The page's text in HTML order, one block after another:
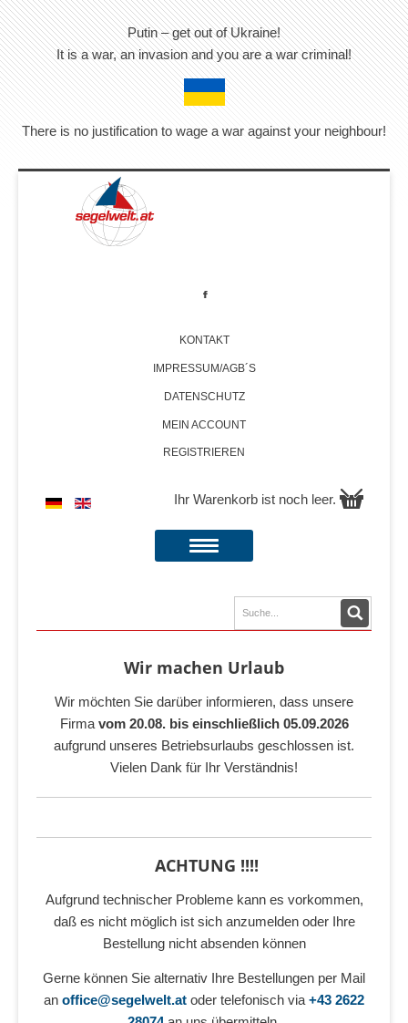
Putin – get out of Ukraine!
It is a war, an invasion and you are a war criminal!
There is no justification to wage a war against your neighbour!
KONTAKT
IMPRESSUM/AGB´S
DATENSCHUTZ
MEIN ACCOUNT
REGISTRIEREN
Ihr Warenkorb ist noch leer.
Wir machen Urlaub
Wir möchten Sie darüber informieren, dass unsere
Firma vom 20.08. bis einschließlich 05.09.2026
aufgrund unseres Betriebsurlaubs geschlossen ist.
Vielen Dank für Ihr Verständnis!
ACHTUNG !!!!
Aufgrund technischer Probleme kann es vorkommen,
daß es nicht möglich ist sich anzumelden oder Ihre
Bestellung nicht absenden können
Gerne können Sie alternativ Ihre Bestellungen per Mail
an office@segelwelt.at oder telefonisch via +43 2622